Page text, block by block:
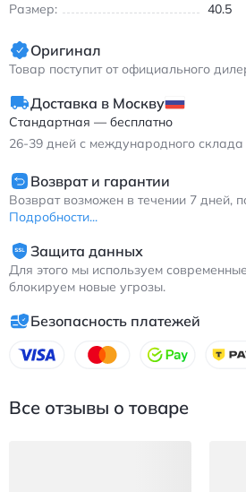
Дышащий верх из ткани и TPU
Износостойкая подошва с
рисунком
Фила Майнд 3 спортивные кроссовки
для бега
Размер: 40.5
Оригинал
Товар поступит от официального
Доставка в Москву
Стандартная — бесплатно
26-39 дней с международного склада
Возврат и гарантии
Возврат возможен в течении 7 дней,
Подробности...
Защита данных
Для этого мы используем
блокируем новые угрозы.
Безопасность платежей
Все отзывы о товаре